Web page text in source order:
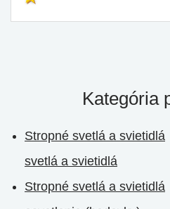
Kategória
Stropné svetlá a svietidlá
svetlá a svietidlá
Stropné svetlá a svietidlá